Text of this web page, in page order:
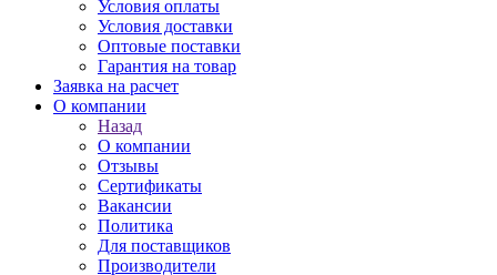
Условия оплаты
Условия доставки
Оптовые поставки
Гарантия на товар
Заявка на расчет
О компании
Назад
О компании
Отзывы
Сертификаты
Вакансии
Политика
Для поставщиков
Производители